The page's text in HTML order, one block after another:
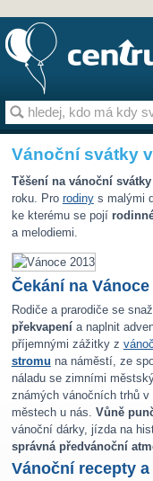
Vánoční svátky
Těšení na vánoční svátky
roku. Pro rodinys malými
ke kterému se pojí
a melodiemi.
Čekání na Vánoce
Rodiče a prarodiče se
překvapenía naplnit
příjemnými zážitky z
stromu na náměstí, ze
náladu se zimními
známých vánočních trhů
městech u nás. Vůně
vánoční dárky, jízda na
správná předvánoční
Vánoční recepty